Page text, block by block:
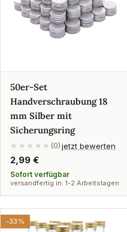
50er-Set
Handverschraubung 18
mm Silber mit
Sicherungsring
★★★★★ (0) jetzt bewerten
Regulärer
Preis
2,99 €
Sofort verfügbar
versandfertig in: 1-2 Arbeitstagen
-33%